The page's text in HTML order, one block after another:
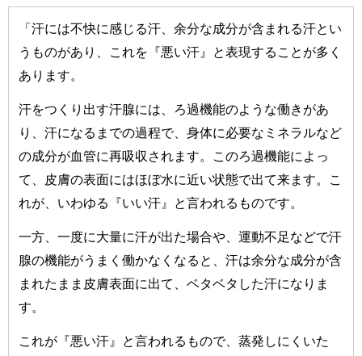
「汗には不快に感じる汗、余分な成分が含まれる汗とい
うものがあり、これを『悪い汗』と表現することが多く
あります。
汗をつくり出す汗腺には、ろ過機能のような働きがあ
り、汗になるまでの過程で、身体に必要なミネラルなど
の成分が血管に再吸収されます。このろ過機能によっ
て、皮膚の表面にはほぼ水に近い状態で出て来ます。こ
れが、いわゆる『いい汗』と言われるものです。
一方、一度に大量に汗が出た場合や、運動不足などで汗
腺の機能がうまく働かなくなると、汗は余分な成分が含
まれたまま皮膚表面に出て、ベタベタした汗になりま
す。
これが『悪い汗』と言われるもので、蒸発しにくいた